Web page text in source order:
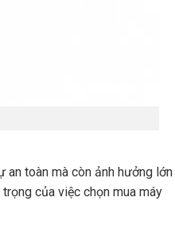
toàn mà còn ảnh hưởng lớn
của việc chọn mua máy